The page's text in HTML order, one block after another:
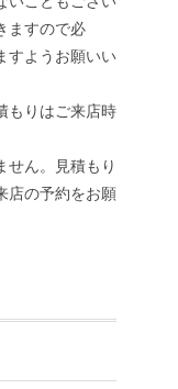
ますので必
すようお願いい
もりはご来店時
ん。見積もり
店の予約をお願